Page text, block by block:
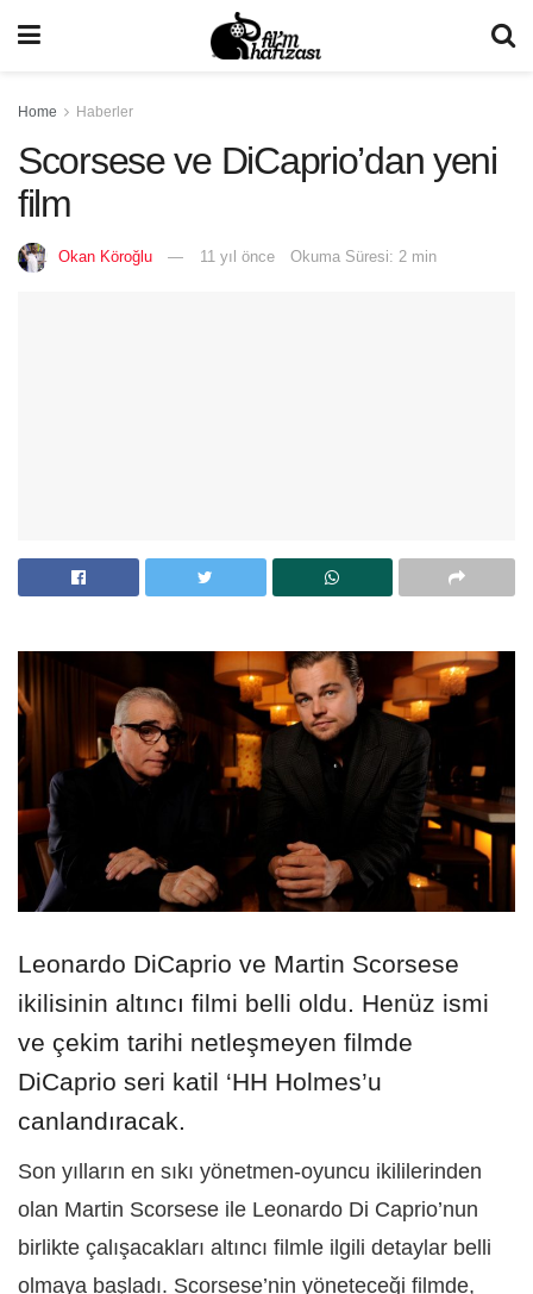
Home Haberler
Scorsese ve DiCaprio’dan yeni
film
Okan Köroğlu 11 yıl önce Okuma Süresi: 2 min
Leonardo DiCaprio ve Martin Scorsese
ikilisinin altıncı filmi belli oldu. Henüz ismi
ve çekim tarihi netleşmeyen filmde
DiCaprio seri katil ‘HH Holmes’u
canlandıracak.
Son yılların en sıkı yönetmen-oyuncu ikililerinden
olan Martin Scorsese ile Leonardo Di Caprio’nun
birlikte çalışacakları altıncı filmle ilgili detaylar belli
olmaya başladı. Scorsese’nin yöneteceği filmde,